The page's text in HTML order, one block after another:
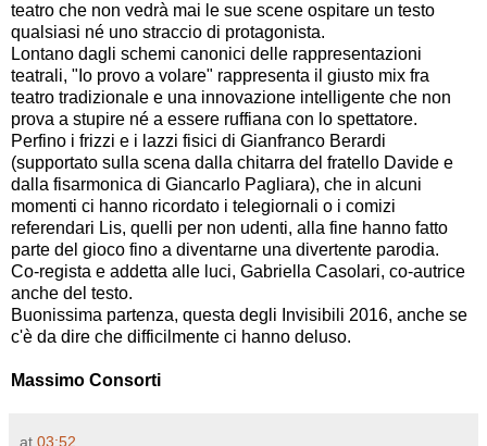
teatro che non vedrà mai le sue scene ospitare un testo
qualsiasi né uno straccio di protagonista.
Lontano dagli schemi canonici delle rappresentazioni
teatrali, "Io provo a volare" rappresenta il giusto mix fra
teatro tradizionale e una innovazione intelligente che non
prova a stupire né a essere ruffiana con lo spettatore.
Perfino i frizzi e i lazzi fisici di Gianfranco Berardi
(supportato sulla scena dalla chitarra del fratello Davide e
dalla fisarmonica di Giancarlo Pagliara), che in alcuni
momenti ci hanno ricordato i telegiornali o i comizi
referendari Lis, quelli per non udenti, alla fine hanno fatto
parte del gioco fino a diventarne una divertente parodia.
Co-regista e addetta alle luci, Gabriella Casolari, co-autrice
anche del testo.
Buonissima partenza, questa degli Invisibili 2016, anche se
c'è da dire che difficilmente ci hanno deluso.
Massimo Consorti
at 03:52